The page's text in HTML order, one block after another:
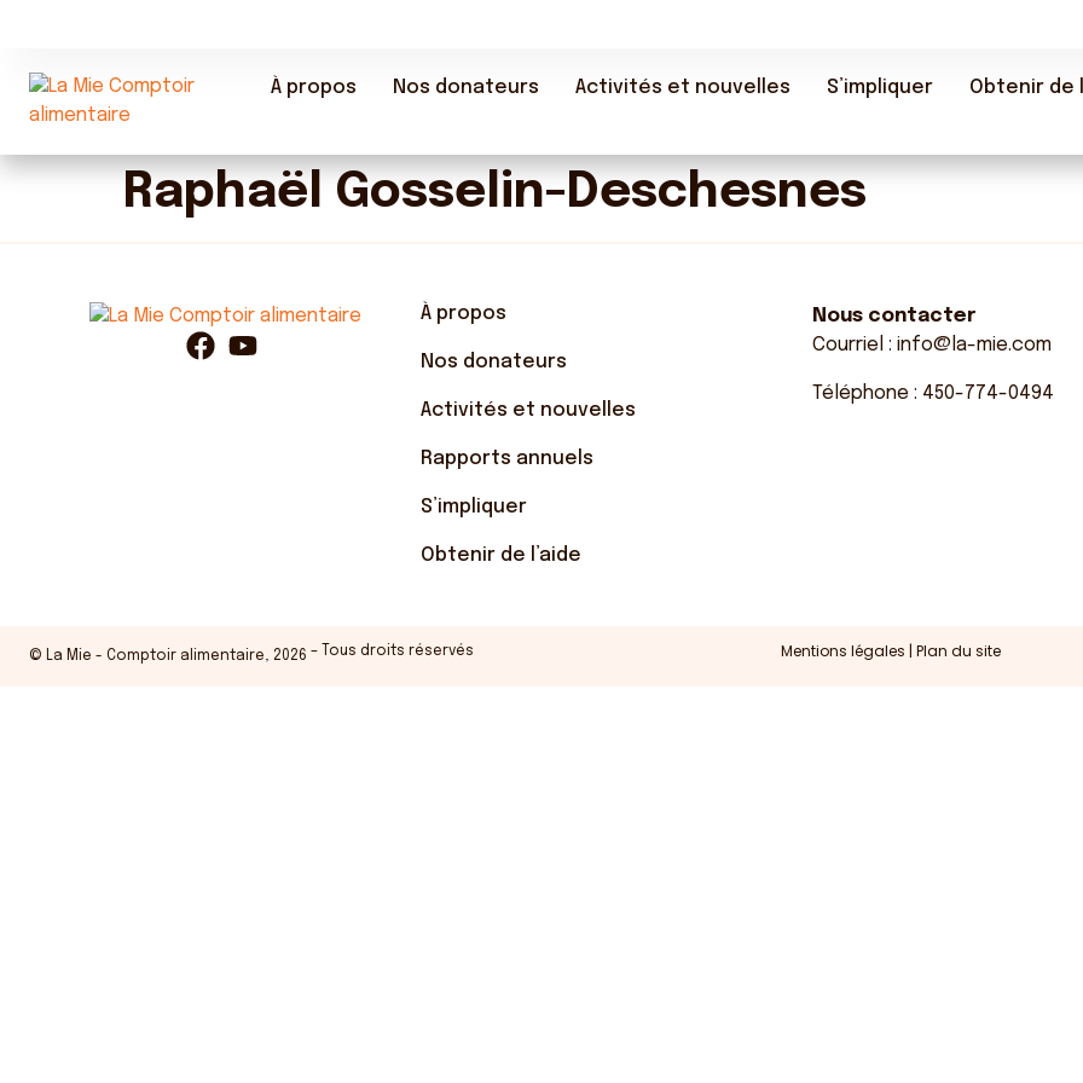
À propos Nos donateurs Activités et nouvelles S’impliquer Obtenir de
Raphaël Gosselin-Deschesnes
À propos
Nos donateurs
Activités et nouvelles
Rapports annuels
S’impliquer
Obtenir de l’aide
Nous contacter
Courriel : info@la-mie.com
Téléphone : 450-774-0494
© La Mie - Comptoir alimentaire, 2026 – Tous droits réservés Mentions légales | Plan du site